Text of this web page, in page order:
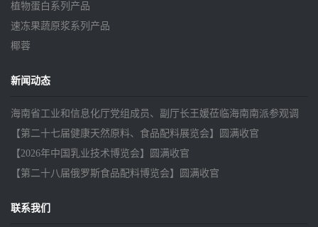
植物蛋白系列产品
速冻果蔬原浆系列产品
椰蓉
新闻动态
海南省工业和信息化厅党组成员、副厅长王媛莅临海南南派参观调
研
【第二十七届健康天然原料、食品配料展览会】圆满收官
【2026年中国乳业技术博览会】圆满收官
【第二十八届俄罗斯食品配料博览会】圆满收官
联系我们